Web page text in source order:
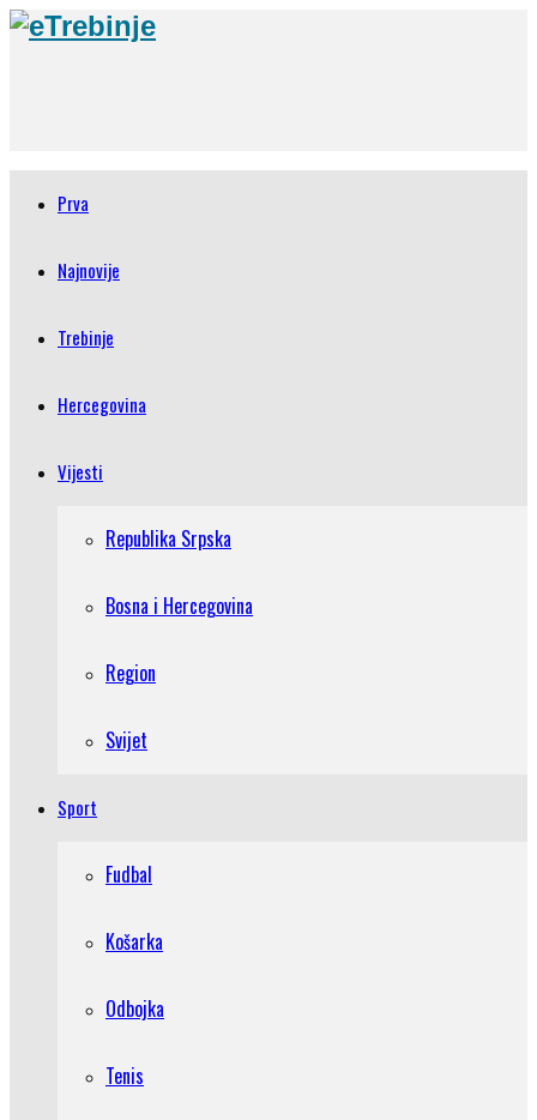
Prva
Najnovije
Trebinje
Hercegovina
Vijesti
Republika Srpska
Bosna i Hercegovina
Region
Svijet
Sport
Fudbal
Košarka
Odbojka
Tenis